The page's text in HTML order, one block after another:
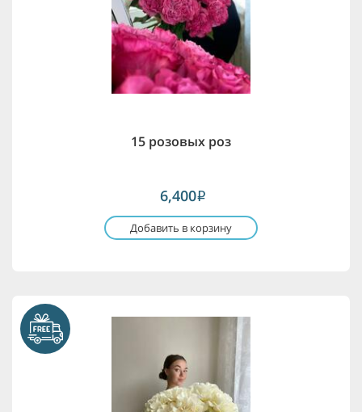
15 розовых роз
6,400i
Добавить в корзину